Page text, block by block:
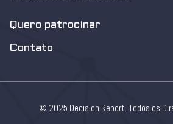
Quero patrocinar
Contato
© 2025 Decision Report. Todos os